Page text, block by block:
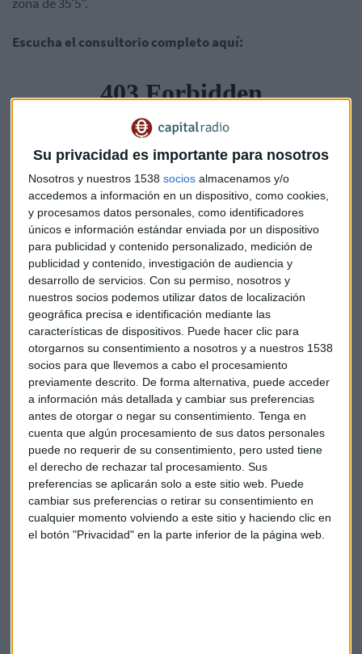
Su privacidad es importante para nosotros
Nosotros y nuestros 1538 socios almacenamos y/o
accedemos a información en un dispositivo, como cookies,
y procesamos datos personales, como identificadores
únicos e información estándar enviada por un dispositivo
para publicidad y contenido personalizado, medición de
publicidad y contenido, investigación de audiencia y
desarrollo de servicios. Con su permiso, nosotros y
nuestros socios podemos utilizar datos de localización
geográfica precisa e identificación mediante las
características de dispositivos. Puede hacer clic para
otorgarnos su consentimiento a nosotros y a nuestros 1538
socios para que llevemos a cabo el procesamiento
previamente descrito. De forma alternativa, puede acceder
a información más detallada y cambiar sus preferencias
antes de otorgar o negar su consentimiento. Tenga en
cuenta que algún procesamiento de sus datos personales
puede no requerir de su consentimiento, pero usted tiene
el derecho de rechazar tal procesamiento. Sus
preferencias se aplicarán solo a este sitio web. Puede
cambiar sus preferencias o retirar su consentimiento en
cualquier momento volviendo a este sitio y haciendo clic en
el botón "Privacidad" en la parte inferior de la página web.
Escucha el consultorio completo aquí:
Bolsa Consultorio Mercado Carlos Doblado
Análisis técnico
Suscríbete a nuestros boletines